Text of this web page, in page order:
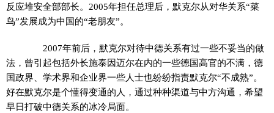
反应堆安全部部长。2005年担任总理后，默克尔从对华关系“菜
鸟”发展成为中国的“老朋友”。
2007年前后，默克尔对待中德关系有过一些不妥当的做
法，曾引起包括外长施泰因迈尔在内的一些德国高官的不满，德
国政界、学术界和企业界一些人士也纷纷指责默克尔“不成熟”。
好在默克尔是个懂得变通的人，通过种种渠道与中方沟通，希望
早日打破中德关系的冰冷局面。